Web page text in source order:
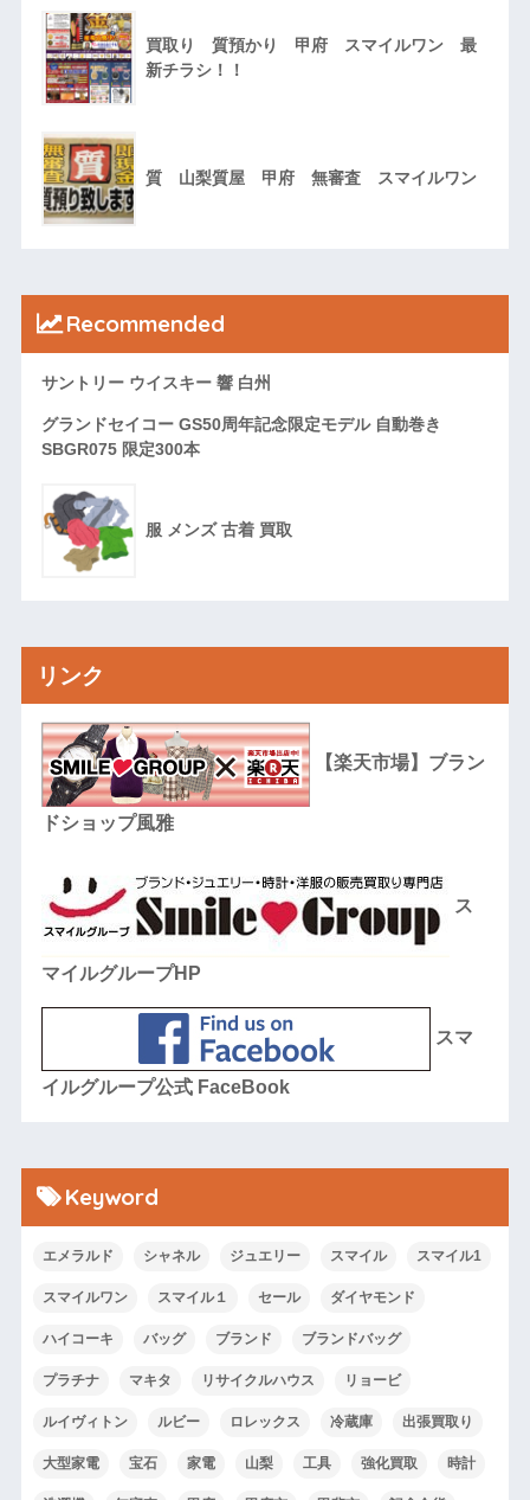
買取り 質預かり 甲府 スマイルワン 最
新チラシ！！
質 山梨質屋 甲府 無審査 スマイルワン
Recommended
サントリー ウイスキー 響 白州
グランドセイコー GS50周年記念限定モデル 自動巻き
SBGR075 限定300本
服 メンズ 古着 買取
リンク
【楽天市場】ブラン
ドショップ風雅
ス
マイルグループHP
スマ
イルグループ公式 FaceBook
Keyword
エメラルド シャネル ジュエリー スマイル スマイル1
スマイルワン スマイル１ セール ダイヤモンド
ハイコーキ バッグ ブランド ブランドバッグ
プラチナ マキタ リサイクルハウス リョービ
ルイヴィトン ルビー ロレックス 冷蔵庫 出張買取り
大型家電 宝石 家電 山梨 工具 強化買取 時計